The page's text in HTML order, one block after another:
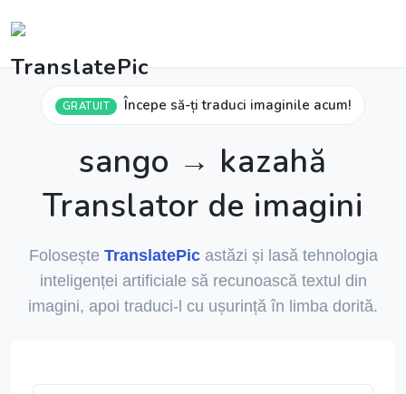
GRATUIT Începe să-ți traduci imaginile acum!
sango → kazahă
Translator de imagini
Folosește TranslatePicastăzi și lasă tehnologia
inteligenței artificiale să recunoască textul din
imagini, apoi traduci-l cu ușurință în limba dorită.